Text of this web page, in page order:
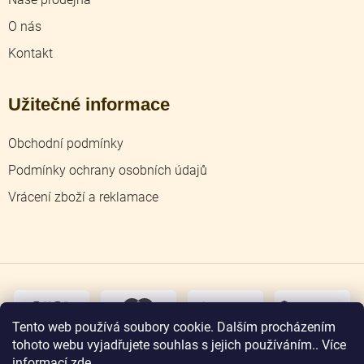
Tento web používá soubory cookie. Dalším procházením
tohoto webu vyjadřujete souhlas s jejich používáním.. Více
O nás
Kontakt
Užitečné informace
Obchodní podmínky
Podmínky ochrany osobních údajů
Vrácení zboží a reklamace
osobní